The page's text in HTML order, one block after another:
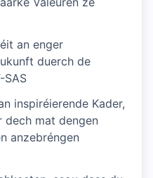
an enger
duerch de
SAS
inspiréierende Kader,
dech mat dengen
anzebréngen